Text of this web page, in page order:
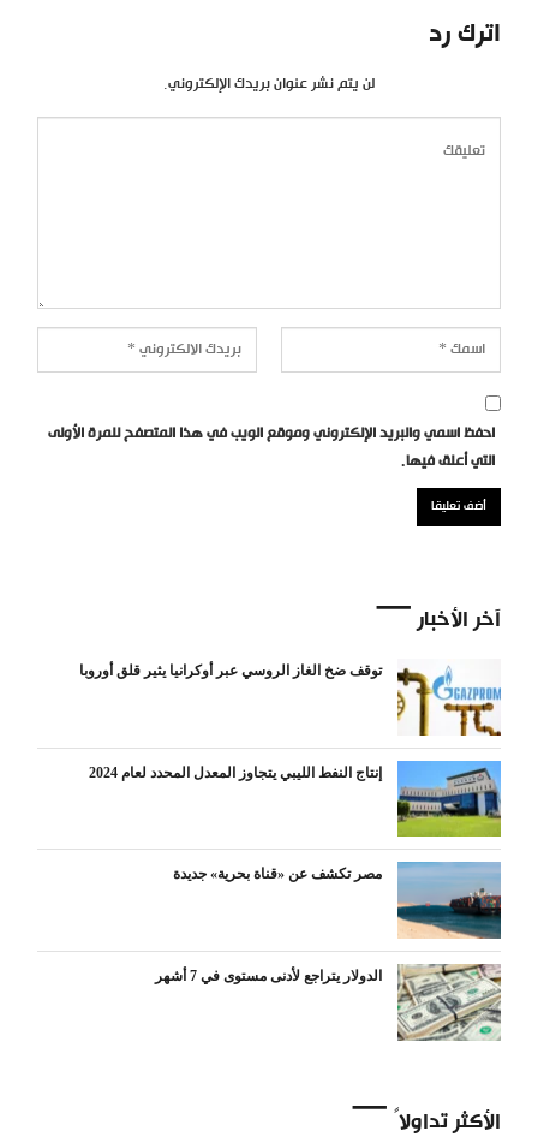
اترك رد
لن يتم نشر عنوان بريدك الإلكتروني.
احفظ اسمي والبريد الإلكتروني وموقع الويب في هذا المتصفح للمرة الأولى
التي أعلق فيها.
آخر الأخبار
توقف ضخ الغاز الروسي عبر أوكرانيا يثير قلق أوروبا
إنتاج النفط الليبي يتجاوز المعدل المحدد لعام 2024
مصر تكشف عن «قناة بحرية» جديدة
الدولار يتراجع لأدنى مستوى في 7 أشهر
الأكثر تداولاً